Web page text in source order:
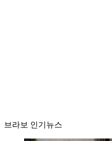
브라보 인기뉴스